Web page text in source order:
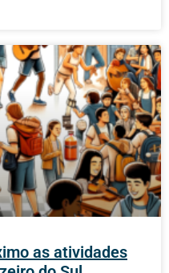
as atividades